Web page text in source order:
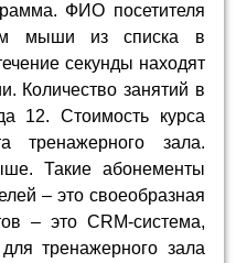
ФИО посетителя
мыши из списка в
секунды находят
Количество занятий в
12. Стоимость курса
тренажерного зала.
Такие абонементы
– это своеобразная
– это CRM-система,
тренажерного зала